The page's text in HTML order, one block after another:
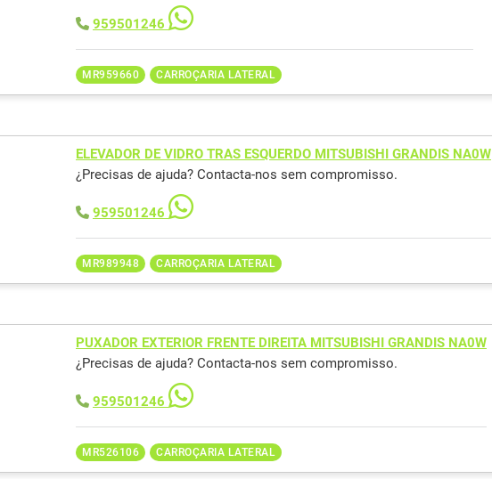
959501246
MR959660 CARROÇARIA LATERAL
ELEVADOR DE VIDRO TRAS ESQUERDO MITSUBISHI GRANDIS NA0W
¿Precisas de ajuda? Contacta-nos sem compromisso.
959501246
MR989948 CARROÇARIA LATERAL
PUXADOR EXTERIOR FRENTE DIREITA MITSUBISHI GRANDIS NA0W
¿Precisas de ajuda? Contacta-nos sem compromisso.
959501246
MR526106 CARROÇARIA LATERAL